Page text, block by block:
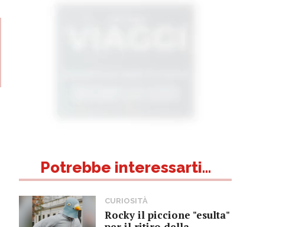
Potrebbe interessarti...
CURIOSITÀ
Rocky il piccione "esulta"